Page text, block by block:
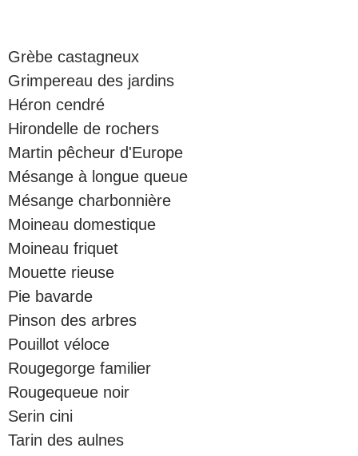
Grèbe castagneux
Grimpereau des jardins
Héron cendré
Hirondelle de rochers
Martin pêcheur d'Europe
Mésange à longue queue
Mésange charbonnière
Moineau domestique
Moineau friquet
Mouette rieuse
Pie bavarde
Pinson des arbres
Pouillot véloce
Rougegorge familier
Rougequeue noir
Serin cini
Tarin des aulnes